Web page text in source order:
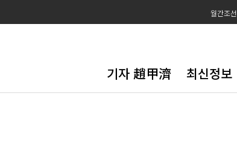
월간조선
기자 趙甲濟 최신정보